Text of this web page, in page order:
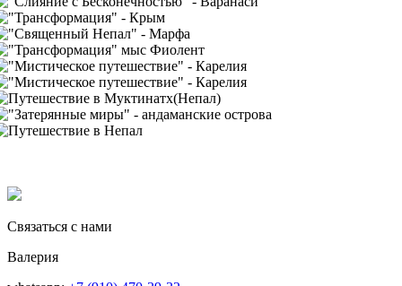
Связаться с нами
Валерия